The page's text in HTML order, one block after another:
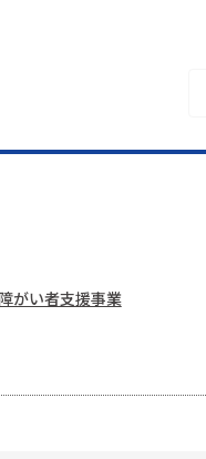
障がい者支援事業